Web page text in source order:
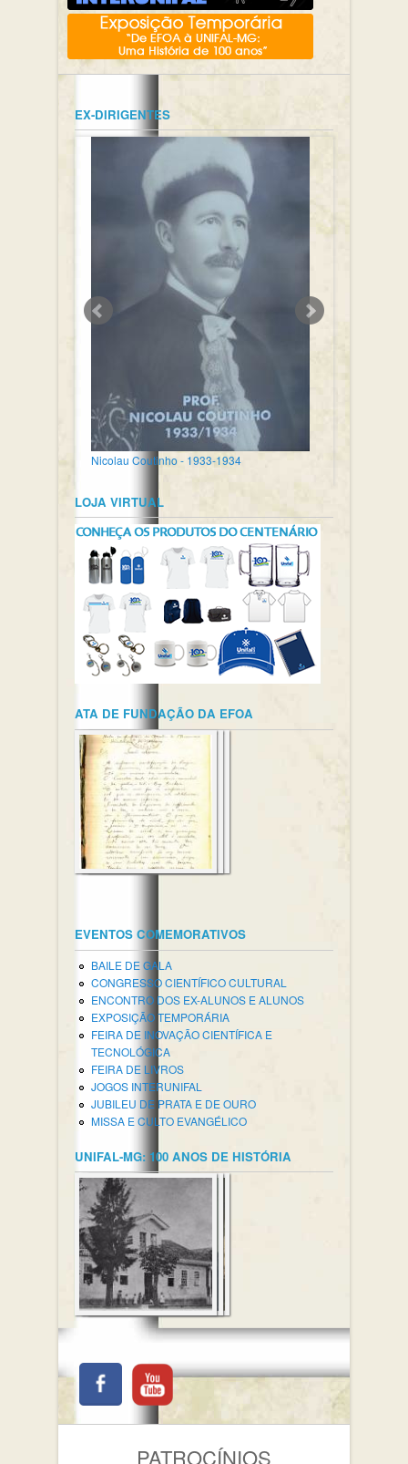
EX-DIRIGENTES
Nicolau Coutinho - 1933-1934
LOJA VIRTUAL
ATA DE FUNDAÇÃO DA EFOA
EVENTOS COMEMORATIVOS
BAILE DE GALA
CONGRESSO CIENTÍFICO CULTURAL
ENCONTRO DOS EX-ALUNOS E ALUNOS
EXPOSIÇÃO TEMPORÁRIA
FEIRA DE INOVAÇÃO CIENTÍFICA E
TECNOLÓGICA
FEIRA DE LIVROS
JOGOS INTERUNIFAL
JUBILEU DE PRATA E DE OURO
MISSA E CULTO EVANGÉLICO
UNIFAL-MG: 100 ANOS DE HISTÓRIA
PATROCÍNIOS